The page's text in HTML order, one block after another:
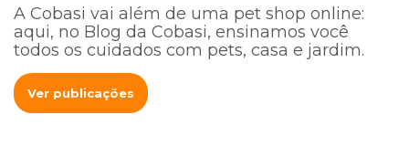
A Cobasi vai além de uma pet shop online:
aqui, no Blog da Cobasi, ensinamos você
todos os cuidados com pets, casa e jardim.
Ver publicações